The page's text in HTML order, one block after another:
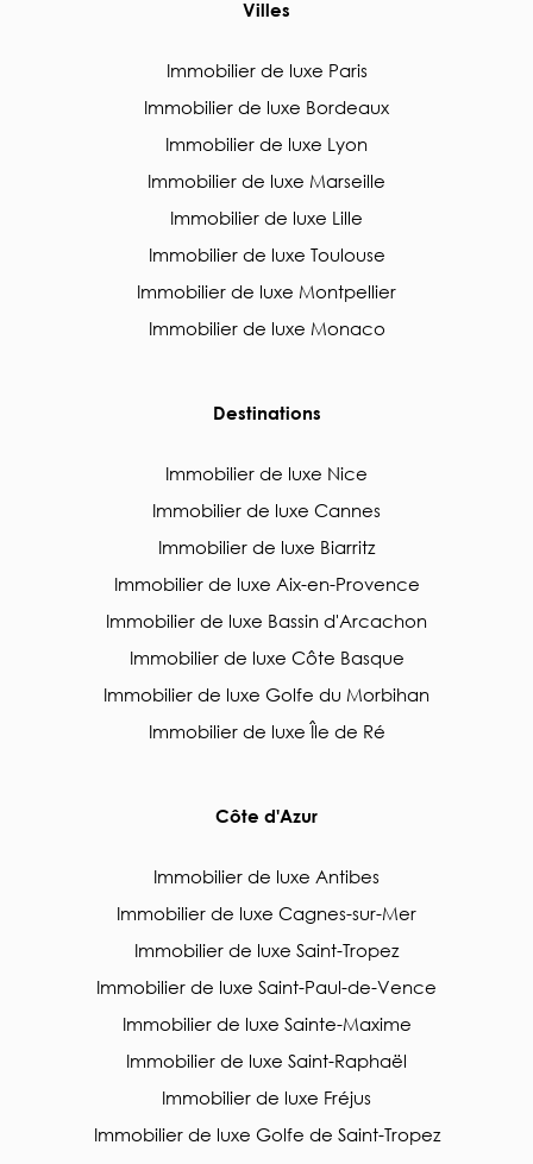
Villes
Immobilier de luxe Paris
Immobilier de luxe Bordeaux
Immobilier de luxe Lyon
Immobilier de luxe Marseille
Immobilier de luxe Lille
Immobilier de luxe Toulouse
Immobilier de luxe Montpellier
Immobilier de luxe Monaco
Destinations
Immobilier de luxe Nice
Immobilier de luxe Cannes
Immobilier de luxe Biarritz
Immobilier de luxe Aix-en-Provence
Immobilier de luxe Bassin d'Arcachon
Immobilier de luxe Côte Basque
Immobilier de luxe Golfe du Morbihan
Immobilier de luxe Île de Ré
Côte d'Azur
Immobilier de luxe Antibes
Immobilier de luxe Cagnes-sur-Mer
Immobilier de luxe Saint-Tropez
Immobilier de luxe Saint-Paul-de-Vence
Immobilier de luxe Sainte-Maxime
Immobilier de luxe Saint-Raphaël
Immobilier de luxe Fréjus
Immobilier de luxe Golfe de Saint-Tropez